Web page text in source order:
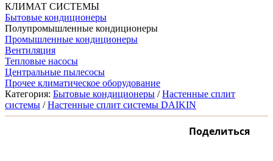
КЛИМАТ СИСТЕМЫ
Бытовые кондиционеры
Полупромышленные кондиционеры
Промышленные кондиционеры
Вентиляция
Тепловые насосы
Центральные пылесосы
Прочее климатическое оборудование
Категория: Бытовые кондиционеры /Настенные сплит
системы /Настенные сплит системы DAIKIN
Поделиться